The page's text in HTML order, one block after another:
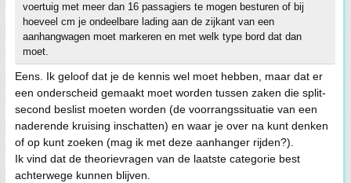
voertuig met meer dan 16 passagiers te mogen besturen of bij
hoeveel cm je ondeelbare lading aan de zijkant van een
aanhangwagen moet markeren en met welk type bord dat dan
moet.
Eens. Ik geloof dat je de kennis wel moet hebben, maar dat er
een onderscheid gemaakt moet worden tussen zaken die split-
second beslist moeten worden (de voorrangssituatie van een
naderende kruising inschatten) en waar je over na kunt denken
of op kunt zoeken (mag ik met deze aanhanger rijden?).
Ik vind dat de theorievragen van de laatste categorie best
achterwege kunnen blijven.